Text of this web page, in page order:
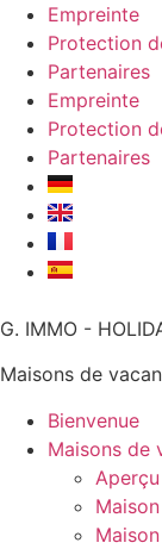
Aller
contenu
Empreinte
Protection
Partenaires
Empreinte
Protection
Partenaires
G. IMMO -
Maisons de
Bienvenue
Maisons de